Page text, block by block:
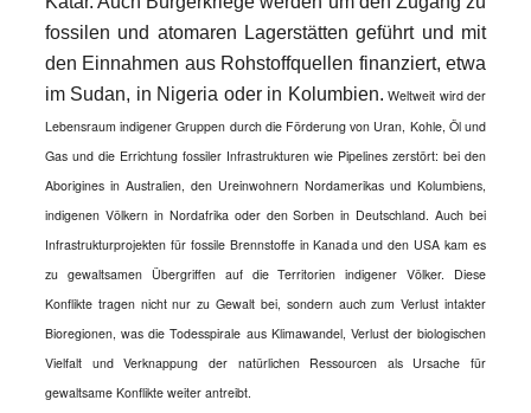
fossilen und atomaren Lagerstätten geführt und mit
den Einnahmen aus Rohstoffquellen finanziert, etwa
im Sudan, in Nigeria oder in Kolumbien. Weltweit wird der
Lebensraum indigener Gruppen durch die Förderung von Uran, Kohle, Öl und
Gas und die Errichtung fossiler Infrastrukturen wie Pipelines zerstört: bei den
Aborigines in Australien, den Ureinwohnern Nordamerikas und Kolumbiens,
indigenen Völkern in Nordafrika oder den Sorben in Deutschland. Auch bei
Infrastrukturprojekten für fossile Brennstoffe in Kanada und den USA kam es
zu gewaltsamen Übergriffen auf die Territorien indigener Völker. Diese
Konflikte tragen nicht nur zu Gewalt bei, sondern auch zum Verlust intakter
Bioregionen, was die Todesspirale aus Klimawandel, Verlust der biologischen
Vielfalt und Verknappung der natürlichen Ressourcen als Ursache für
gewaltsame Konflikte weiter antreibt.